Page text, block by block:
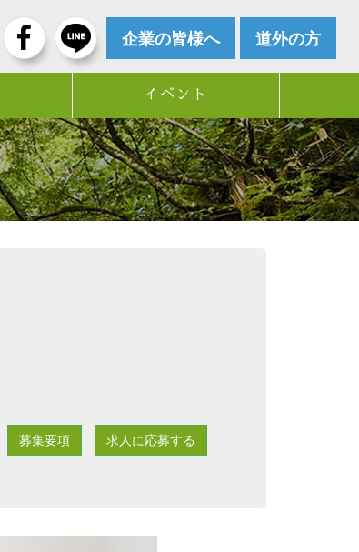
企業の皆様へ 道外の方
イベント
募集要項 求人に応募する